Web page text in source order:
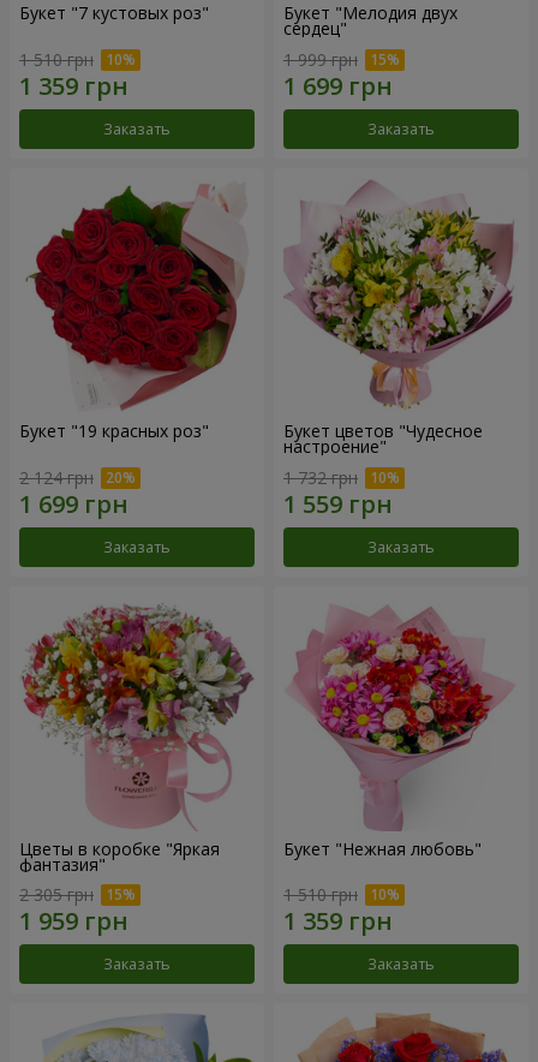
Букет "7 кустовых роз"
1 510 грн
Заказать
Букет "Мелодия двух
сердец"
1 999 грн
Заказать
Букет "19 красных роз"
2 124 грн
Заказать
Букет цветов "Чудесное
настроение"
1 732 грн
Заказать
Цветы в коробке "Яркая
фантазия"
2 305 грн
Заказать
Букет "Нежная любовь"
1 510 грн
Заказать